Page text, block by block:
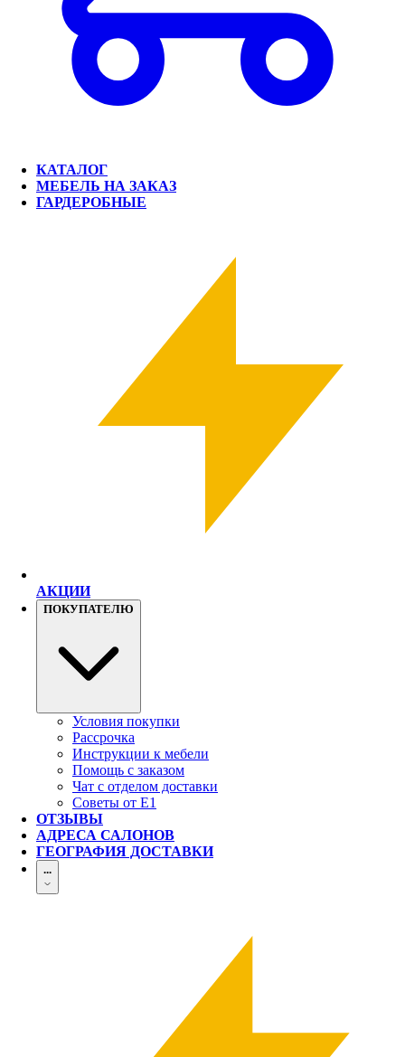
КАТАЛОГ
МЕБЕЛЬ НА ЗАКАЗ
ГАРДЕРОБНЫЕ
АКЦИИ
ПОКУПАТЕЛЮ
Условия покупки
Рассрочка
Инструкции к мебели
Помощь с заказом
Чат с отделом доставки
Советы от Е1
ОТЗЫВЫ
АДРЕСА САЛОНОВ
ГЕОГРАФИЯ ДОСТАВКИ
...